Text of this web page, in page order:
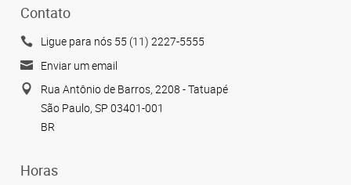
Contato
Ligue para nós 55 (11) 2227-5555
Enviar um email
Rua Antônio de Barros, 2208 - Tatuapé
São Paulo, SP 03401-001
BR
Horas